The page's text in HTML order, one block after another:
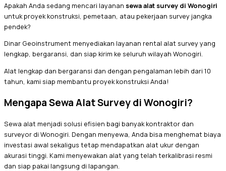
Apakah Anda sedang mencari layanan sewa alat survey di Wonogiri
untuk proyek konstruksi, pemetaan, atau pekerjaan survey jangka
pendek?
Dinar Geoinstrument menyediakan layanan rental alat survey yang
lengkap, bergaransi, dan siap kirim ke seluruh wilayah Wonogiri.
Alat lengkap dan bergaransi dan dengan pengalaman lebih dari 10
tahun, kami siap membantu proyek konstruksi Anda!
Mengapa Sewa Alat Survey di Wonogiri?
Sewa alat menjadi solusi efisien bagi banyak kontraktor dan
surveyor di Wonogiri. Dengan menyewa, Anda bisa menghemat biaya
investasi awal sekaligus tetap mendapatkan alat ukur dengan
akurasi tinggi. Kami menyewakan alat yang telah terkalibrasi resmi
dan siap pakai langsung di lapangan.